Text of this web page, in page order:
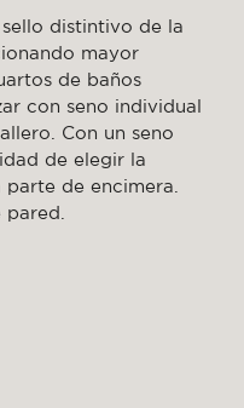
distintivo de la
mayor
de baños
con seno individual
Con un seno
de elegir la
de encimera.